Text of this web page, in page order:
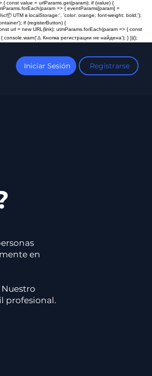
const value = urlParams.get(param); if (value) {
=> { eventParams[param] =
UTM в localStorage:', 'color: orange; font-weight: bold;');
if (registerButton) {
url = new URL(link); utmParams.forEach(param => { const
Кнопка регистрации не найдена'); } })();
Iniciar Sesión Registrarse
en
profesional.